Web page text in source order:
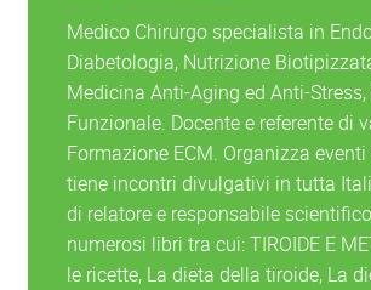
Medico Chirurgo specialista in
Diabetologia, Nutrizione
Medicina Anti-Aging ed Anti-
Funzionale. Docente e referente di
Formazione ECM. Organizza
tiene incontri divulgativi in tutta
di relatore e responsabile
numerosi libri tra cui: TIROIDE E
le ricette, La dieta della tiroide, La